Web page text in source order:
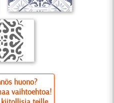
huono?
vaihtoehtoa!